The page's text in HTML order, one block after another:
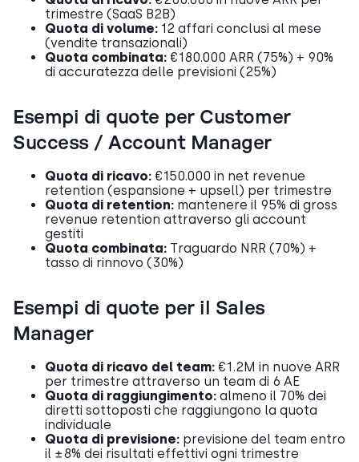
trimestre (SaaS B2B)
Quota di volume: 12 affari conclusi al mese
(vendite transazionali)
Quota combinata: €180.000 ARR (75%) + 90%
di accuratezza delle previsioni (25%)
Esempi di quote per Customer
Success / Account Manager
Quota di ricavo: €150.000 in net revenue
retention (espansione + upsell) per trimestre
Quota di retention: mantenere il 95% di gross
revenue retention attraverso gli account
gestiti
Quota combinata: Traguardo NRR (70%) +
tasso di rinnovo (30%)
Esempi di quote per il Sales
Manager
Quota di ricavo del team: €1.2M in nuove ARR
per trimestre attraverso un team di 6 AE
Quota di raggiungimento: almeno il 70% dei
diretti sottoposti che raggiungono la quota
individuale
Quota di previsione: previsione del team entro
il ±8% dei risultati effettivi ogni trimestre